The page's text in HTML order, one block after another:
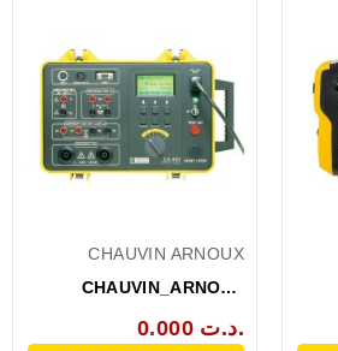
CHAUVIN ARNOUX
CHAUVIN_ARNOUX
MATERIEL...0.000 د.ت.